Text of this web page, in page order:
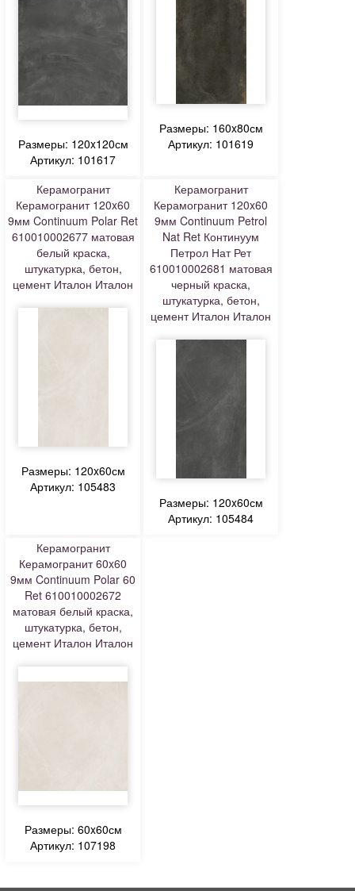
Размеры: 120x120см
Артикул: 101617
Размеры: 160x80см
Артикул: 101619
Керамогранит
Керамогранит 120x60
9мм Continuum Polar Ret
610010002677 матовая
белый краска,
штукатурка, бетон,
цемент Италон Италон
Размеры: 120x60см
Артикул: 105483
Керамогранит
Керамогранит 120x60
9мм Continuum Petrol
Nat Ret Континуум
Петрол Нат Рет
610010002681 матовая
черный краска,
штукатурка, бетон,
цемент Италон Италон
Размеры: 120x60см
Артикул: 105484
Керамогранит
Керамогранит 60x60
9мм Continuum Polar 60
Ret 610010002672
матовая белый краска,
штукатурка, бетон,
цемент Италон Италон
Размеры: 60x60см
Артикул: 107198